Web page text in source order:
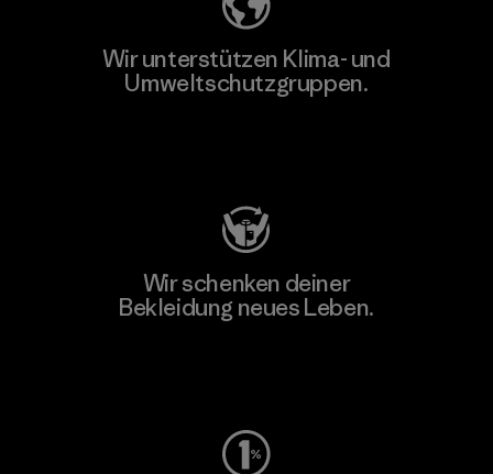
Wir unterstützen Klima- und
Umweltschutzgruppen.
Wir schenken deiner
Bekleidung neues Leben.